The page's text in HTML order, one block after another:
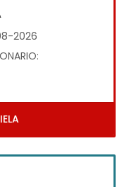
2026